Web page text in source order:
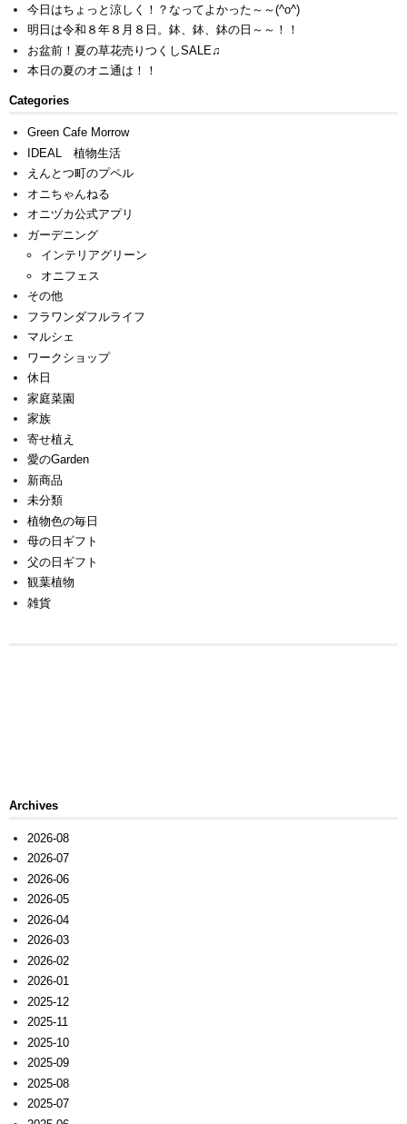
今日はちょっと涼しく！？なってよかった～～(^o^)
明日は令和８年８月８日。鉢、鉢、鉢の日～～！！
お盆前！夏の草花売りつくしSALE♫
本日の夏のオニ通は！！
Categories
Green Cafe Morrow
IDEAL 植物生活
えんとつ町のプペル
オニちゃんねる
オニヅカ公式アプリ
ガーデニング
インテリアグリーン
オニフェス
その他
フラワンダフルライフ
マルシェ
ワークショップ
休日
家庭菜園
家族
寄せ植え
愛のGarden
新商品
未分類
植物色の毎日
母の日ギフト
父の日ギフト
観葉植物
雑貨
Archives
2026-08
2026-07
2026-06
2026-05
2026-04
2026-03
2026-02
2026-01
2025-12
2025-11
2025-10
2025-09
2025-08
2025-07